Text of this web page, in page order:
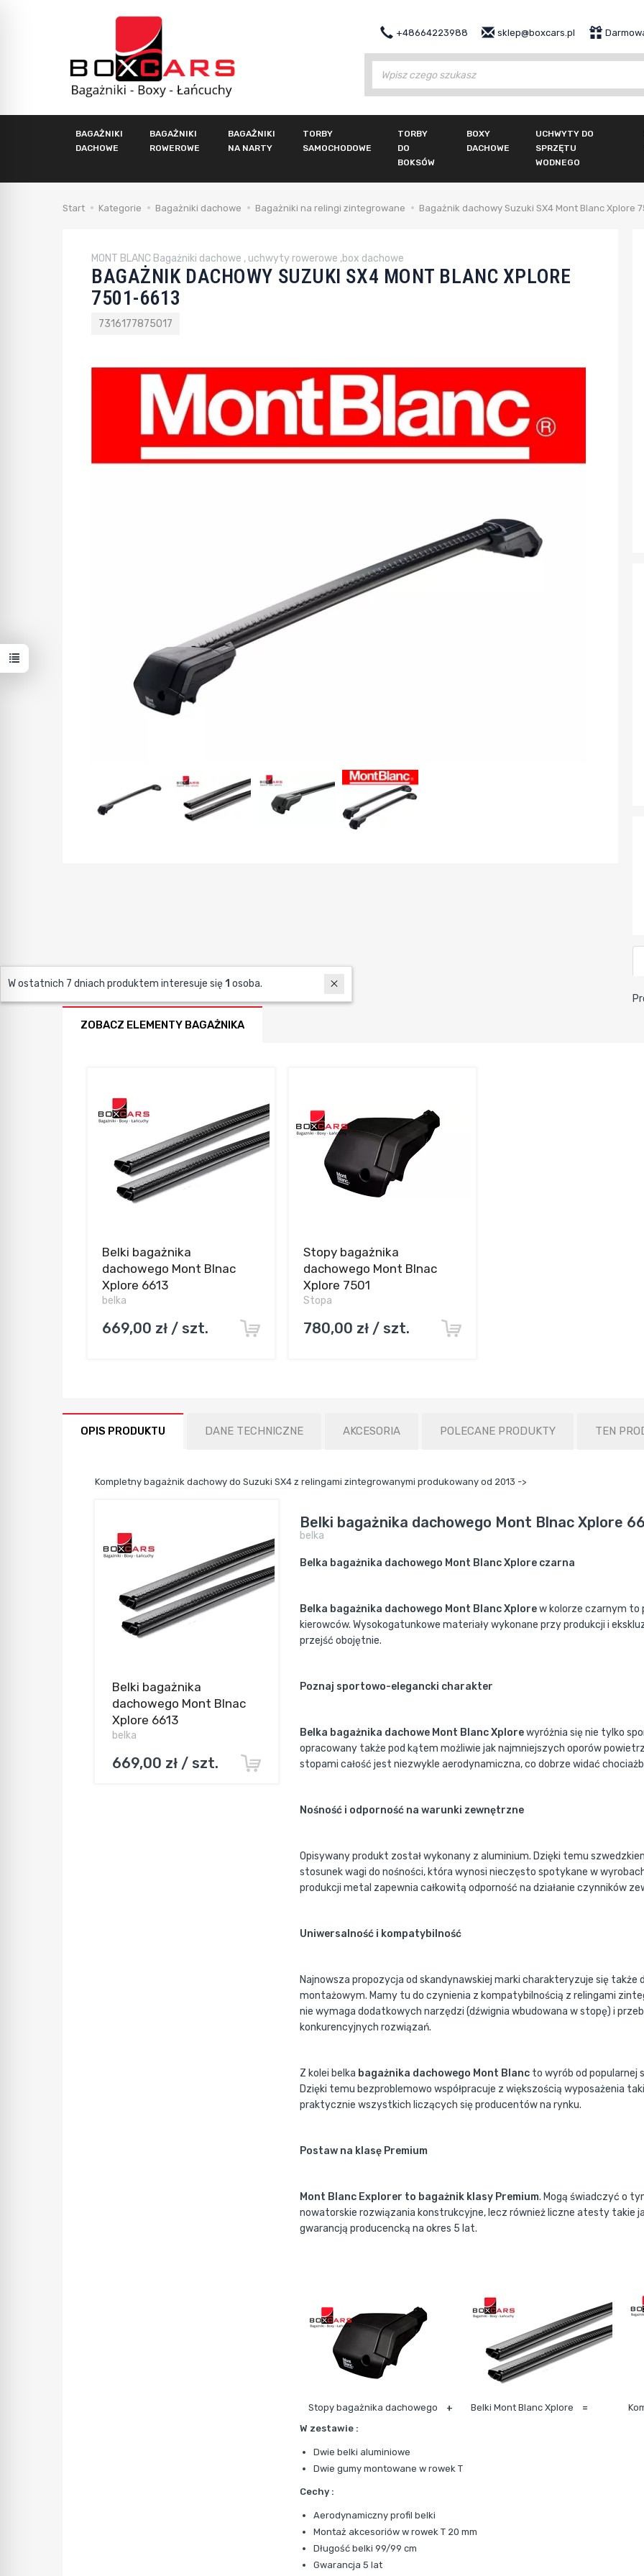
+48664223988 sklep@boxcars.pl
BAGAŻNIKI
DACHOWE
BAGAŻNIKI
ROWEROWE
BAGAŻNIKI
NA NARTY
TORBY
SAMOCHODOWE
TORBY
DO
BOKSÓW
BOXY
DACHOWE
UCHWYTY DO
SPRZĘTU
WODNEGO
Start Kategorie Bagażniki dachowe Bagażniki na relingi zintegrowane Bagażnik dachowy Suzuki SX4 Mont Blanc Xplore
MONT BLANC Bagażniki dachowe , uchwyty rowerowe ,box dachowe
BAGAŻNIK DACHOWY SUZUKI SX4 MONT BLANC XPLORE
7501-6613
7316177875017
ZOBACZ ELEMENTY BAGAŻNIKA
Belki bagażnika
dachowego Mont Blnac
Xplore 6613
belka
669,00 zł / szt.
Stopy bagażnika
dachowego Mont Blnac
Xplore 7501
Stopa
780,00 zł / szt.
OPIS PRODUKTU DANE TECHNICZNE AKCESORIA POLECANE PRODUKTY TEN
Kompletny bagażnik dachowy do Suzuki SX4 z relingami zintegrowanymi produkowany od 2013 ->
Belki bagażnika
dachowego Mont Blnac
Xplore 6613
belka
669,00 zł / szt.
Belki bagażnika dachowego Mont Blnac Xplore
belka
Belka bagażnika dachowego Mont Blanc Xplore czarna
Belka bagażnika dachowego Mont Blanc Xplorew kolorze czarnym to
kierowców. Wysokogatunkowe materiały wykonane przy produkcji i
przejść obojętnie.
Poznaj sportowo-elegancki charakter
Belka bagażnika dachowe Mont Blanc Xplorewyróżnia się nie tylko
opracowany także pod kątem możliwie jak najmniejszych oporów
stopami całość jest niezwykle aerodynamiczna, co dobrze widać
Nośność i odporność na warunki zewnętrzne
Opisywany produkt został wykonany z aluminium. Dzięki temu
stosunek wagi do nośności, która wynosi nieczęsto spotykane w
produkcji metal zapewnia całkowitą odporność na działanie czynników
Uniwersalność i kompatybilność
Najnowsza propozycja od skandynawskiej marki charakteryzuje się
montażowym. Mamy tu do czynienia z kompatybilnością z relingami
nie wymaga dodatkowych narzędzi (dźwignia wbudowana w stopę) i
konkurencyjnych rozwiązań.
Z kolei belka bagażnika dachowego Mont Blanc to wyrób od popularnej
Dzięki temu bezproblemowo współpracuje z większością wyposażenia
praktycznie wszystkich liczących się producentów na rynku.
Postaw na klasę Premium
Mont Blanc Explorer to bagażnik klasy Premium. Mogą świadczyć o
nowatorskie rozwiązania konstrukcyjne, lecz również liczne atesty takie
gwarancją producencką na okres 5 lat.
Stopy bagażnika dachowego + Belki Mont Blanc Xplore =
W zestawie :
Dwie belki aluminiowe
Dwie gumy montowane w rowek T
Cechy :
Aerodynamiczny profil belki
Montaż akcesoriów w rowek T 20 mm
Długość belki 99/99 cm
Gwarancja 5 lat
W ostatnich 7 dniach produktem interesuje się 1 osoba.